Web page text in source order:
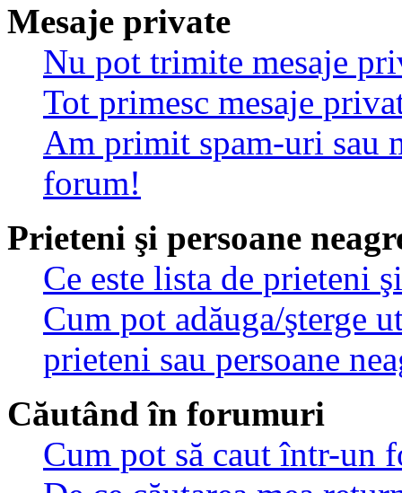
Mesaje private
Nu pot trimite mesaje
Tot primesc mesaje
Am primit spam-uri sau
forum!
Prieteni şi persoane
Ce este lista de prieteni
Cum pot adăuga/şterge
prieteni sau persoane
Căutând în forumuri
Cum pot să caut într-un